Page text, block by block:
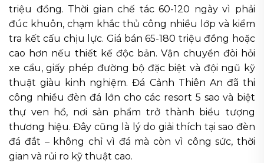
triệu đồng. Thời gian chế tác 60-120 ngày vì phải
đúc khuôn, chạm khắc thủ công nhiều lớp và kiểm
tra kết cấu chịu lực. Giá bán 65-180 triệu đồng hoặc
cao hơn nếu thiết kế độc bản. Vận chuyển đòi hỏi
xe cẩu, giấy phép đường bộ đặc biệt và đội ngũ kỹ
thuật giàu kinh nghiệm. Đá Cảnh Thiên An đã thi
công nhiều đèn đá lớn cho các resort 5 sao và biệt
thự ven hồ, nơi sản phẩm trở thành biểu tượng
thương hiệu. Đây cũng là lý do giải thích tại sao đèn
đá đắt – không chỉ vì đá mà còn vì công sức, thời
gian và rủi ro kỹ thuật cao.